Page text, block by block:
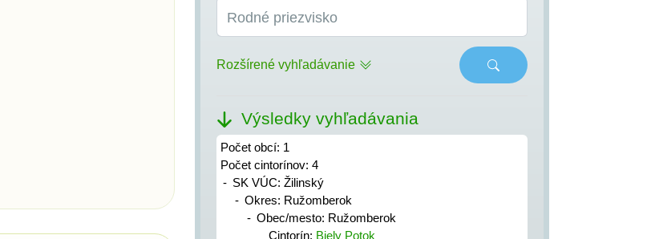
Rodné priezvisko
Rozšírené vyhľadávanie
Výsledky vyhľadávania
Počet obcí: 1
Počet cintorínov: 4
SK VÚC: Žilinský
Okres: Ružomberok
Obec/mesto: Ružomberok
Cintorín: Biely Potok